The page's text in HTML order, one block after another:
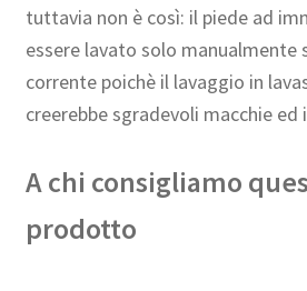
tuttavia non è così: il piede ad
essere lavato solo manualmente
corrente poichè il lavaggio in
creerebbe sgradevoli macchie ed
A chi consigliamo
prodotto